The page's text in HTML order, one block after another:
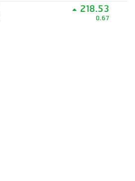
218.53
0.67